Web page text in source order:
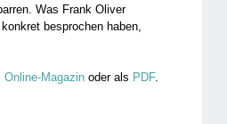
Was Frank Oliver
besprochen haben,
Magazin oder als PDF.